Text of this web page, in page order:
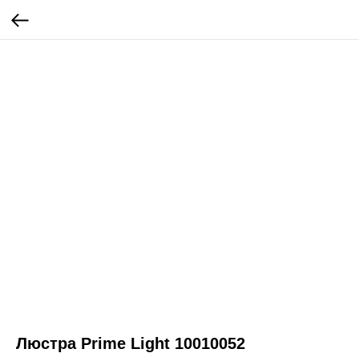
Люстра Prime Light 10010052